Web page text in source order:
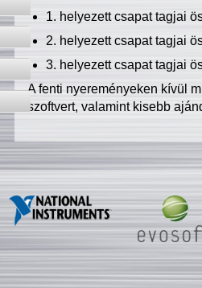
1. helyezett csapat tagjai
2. helyezett csapat tagjai
3. helyezett csapat tagjai
A fenti nyereményeken kívül
szoftvert, valamint kisebb